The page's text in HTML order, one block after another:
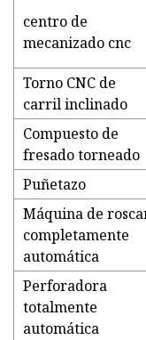
centro de
mecanizado cnc
Torno CNC de
carril inclinado
Compuesto de
fresado torneado
Puñetazo
Máquina de
completamente
automática
Perforadora
totalmente
automática